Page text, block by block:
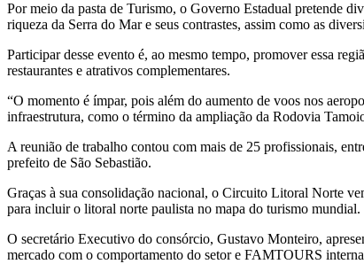
Por meio da pasta de Turismo, o Governo Estadual pretende
riqueza da Serra do Mar e seus contrastes, assim como as
Participar desse evento é, ao mesmo tempo, promover essa
restaurantes e atrativos complementares.
“O momento é ímpar, pois além do aumento de voos nos
infraestrutura, como o término da ampliação da Rodovia
A reunião de trabalho contou com mais de 25 profissionais,
prefeito de São Sebastião.
Graças à sua consolidação nacional, o Circuito Litoral Norte
para incluir o litoral norte paulista no mapa do turismo mundial.
O secretário Executivo do consórcio, Gustavo Monteiro,
mercado com o comportamento do setor e FAMTOURS